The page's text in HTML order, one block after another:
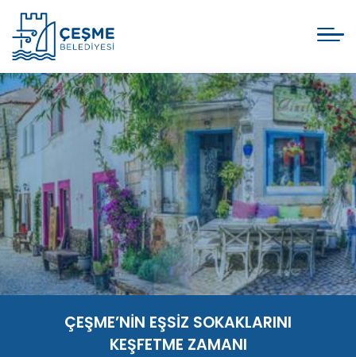
ÇEŞME’NİN EŞSİZ SOKAKLARINI
KEŞFETME ZAMANI